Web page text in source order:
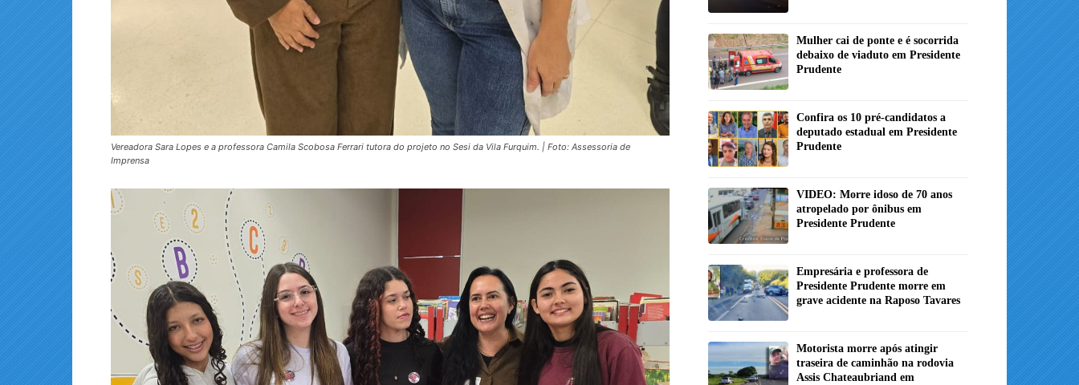
Vereadora Sara Lopes e a professora Camila Scobosa Ferrari tutora do projeto no Sesi da Vila Furquim. | Foto: Assessoria de
Imprensa
Mulher cai de ponte e é socorrida
debaixo de viaduto em Presidente
Prudente
Confira os 10 pré-candidatos a
deputado estadual em Presidente
Prudente
VIDEO: Morre idoso de 70 anos
atropelado por ônibus em
Presidente Prudente
Empresária e professora de
Presidente Prudente morre em
grave acidente na Raposo Tavares
Motorista morre após atingir
traseira de caminhão na rodovia
Assis Chateaubriand em